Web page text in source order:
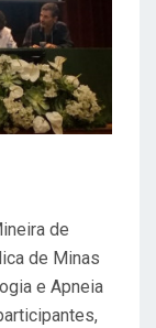
de
de Minas
e Apneia